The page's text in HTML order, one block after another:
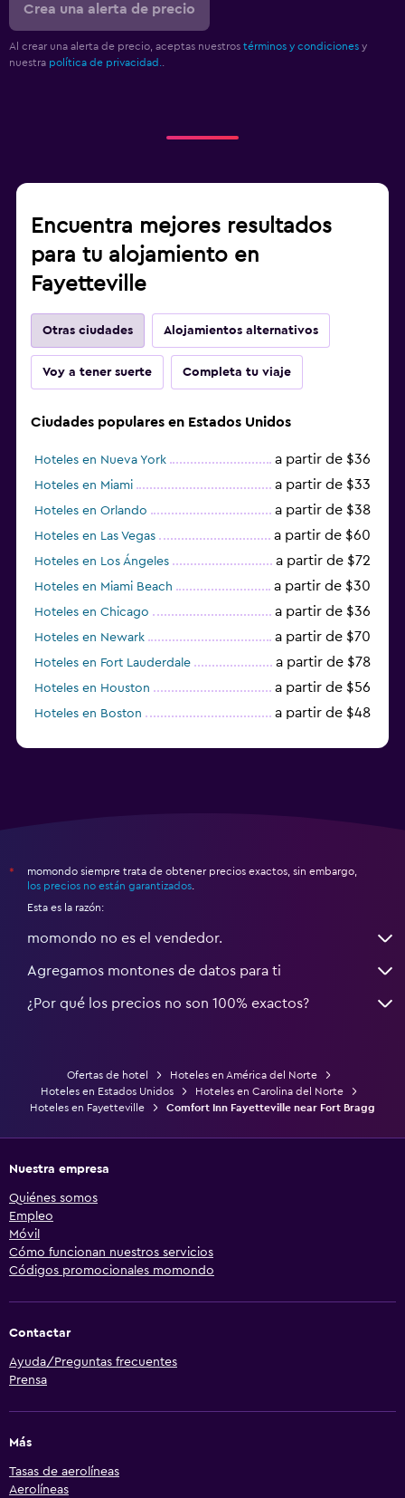
Crea una alerta de precio
Al crear una alerta de precio, aceptas nuestros términos y condiciones y
nuestra política de privacidad.
Encuentra mejores resultados
para tu alojamiento en
Fayetteville
Otras ciudades Alojamientos alternativos
Voy a tener suerte Completa tu viaje
Ciudades populares en Estados Unidos
Hoteles en Nueva York a partir de $36
Hoteles en Miami a partir de $33
Hoteles en Orlando a partir de $38
Hoteles en Las Vegas a partir de $60
Hoteles en Los Ángeles a partir de $72
Hoteles en Miami Beach a partir de $30
Hoteles en Chicago a partir de $36
Hoteles en Newark a partir de $70
Hoteles en Fort Lauderdale a partir de $78
Hoteles en Houston a partir de $56
Hoteles en Boston a partir de $48
*
momondo siempre trata de obtener precios exactos, sin embargo,
los precios no están garantizados
Esta es la razón:
momondo no es el vendedor.
Agregamos montones de datos para ti
¿Por qué los precios no son 100% exactos?
Ofertas de hotel
Hoteles en América del Norte
Hoteles en Estados Unidos
Hoteles en Carolina del Norte
Hoteles en Fayetteville
Comfort Inn Fayetteville near Fort Bragg
Nuestra empresa
Quiénes somos
Empleo
Móvil
Cómo funcionan nuestros servicios
Códigos promocionales momondo
Contactar
Ayuda/Preguntas frecuentes
Prensa
Más
Tasas de aerolíneas
Aerolíneas